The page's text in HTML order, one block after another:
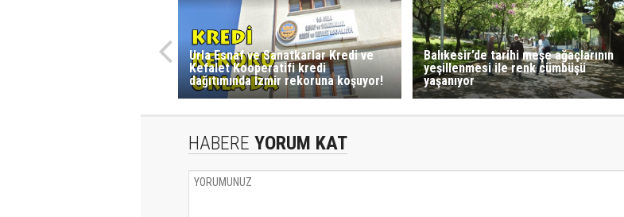
Urla Esnaf ve Sanatkarlar Kredi ve
Kefalet Kooperatifi kredi
dağıtımında İzmir rekoruna koşuyor!
Balıkesir’de tarihi meşe ağaçlarının
yeşillenmesi ile renk cümbüşü
yaşanıyor
HABERE YORUM KAT